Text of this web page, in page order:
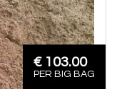
€ 103.00
PER BIG BAG